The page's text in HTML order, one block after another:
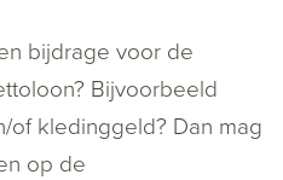
bijdrage voor de
Bijvoorbeeld
kledinggeld? Dan mag
op de